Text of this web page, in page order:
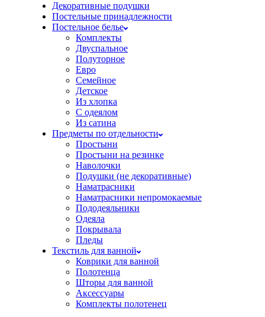
Декоративные подушки
Постельные принадлежности
Постельное белье
Комплекты
Двуспальное
Полуторное
Евро
Семейное
Детское
Из хлопка
С одеялом
Из сатина
Предметы по отдельности
Простыни
Простыни на резинке
Наволочки
Подушки (не декоративные)
Наматрасники
Наматрасники непромокаемые
Пододеяльники
Одеяла
Покрывала
Пледы
Текстиль для ванной
Коврики для ванной
Полотенца
Шторы для ванной
Аксессуары
Комплекты полотенец